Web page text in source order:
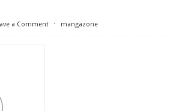
a Comment ⋅ mangazone